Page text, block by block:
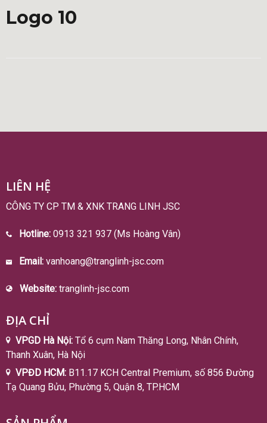
Logo 10
LIÊN HỆ
CÔNG TY CP TM & XNK TRANG LINH JSC
Hotline: 0913 321 937 (Ms Hoàng Vân)
Email: vanhoang@tranglinh-jsc.com
Website: tranglinh-jsc.com
ĐỊA CHỈ
VPGD Hà Nội: Tổ 6 cụm Nam Thăng Long, Nhân Chính,
Thanh Xuân, Hà Nội
VPĐD HCM: B11.17 KCH Central Premium, số 856 Đường
Tạ Quang Bửu, Phường 5, Quận 8, TP.HCM